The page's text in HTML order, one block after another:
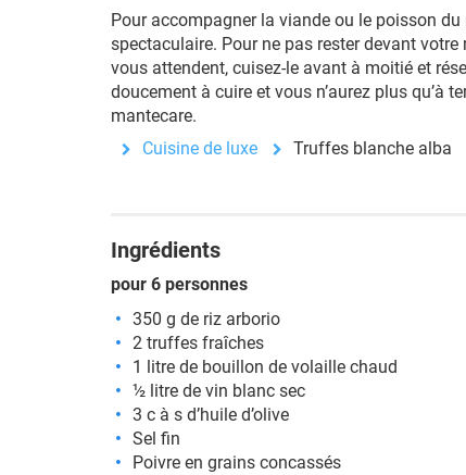
Pour accompagner la viande ou le poisson
spectaculaire. Pour ne pas rester devant
vous attendent, cuisez-le avant à moitié et
doucement à cuire et vous n’aurez plus qu’à
mantecare.
Cuisine de luxe
Truffes blanche alba
Ingrédients
pour 6 personnes
350 g de riz arborio
2 truffes fraîches
1 litre de bouillon de volaille chaud
½ litre de vin blanc sec
3 c à s d’huile d’olive
Sel fin
Poivre en grains concassés